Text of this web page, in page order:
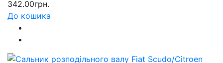
342.00грн.
До кошика